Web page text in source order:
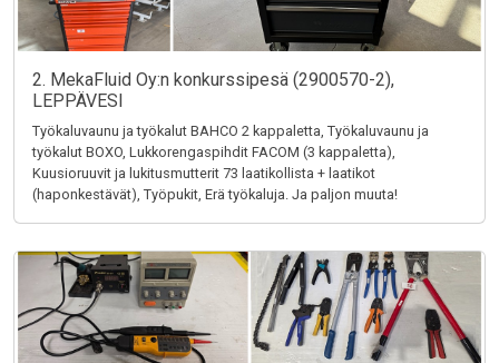
2. MekaFluid Oy:n konkurssipesä (2900570-2),
LEPPÄVESI
Työkaluvaunu ja työkalut BAHCO 2 kappaletta, Työkaluvaunu ja
työkalut BOXO, Lukkorengaspihdit FACOM (3 kappaletta),
Kuusioruuvit ja lukitusmutterit 73 laatikollista + laatikot
(haponkestävät), Työpukit, Erä työkaluja. Ja paljon muuta!